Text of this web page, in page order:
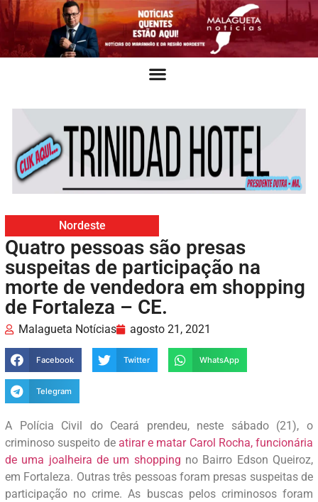
Nordeste
Quatro pessoas são presas
suspeitas de participação na
morte de vendedora em shopping
de Fortaleza – CE.
Malagueta Notícias agosto 21, 2021
Facebook Twitter WhatsApp
Telegram
A Polícia Civil do Ceará prendeu, neste sábado (21), o
criminoso suspeito de atirar e matar Carol Rocha, funcionária
de uma joalheira de um shopping no Bairro Edson Queiroz,
em Fortaleza. Outras três pessoas foram presas suspeitas de
participação no crime. As buscas pelos criminosos foram